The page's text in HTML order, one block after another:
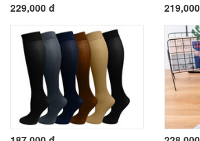
229,000 đ